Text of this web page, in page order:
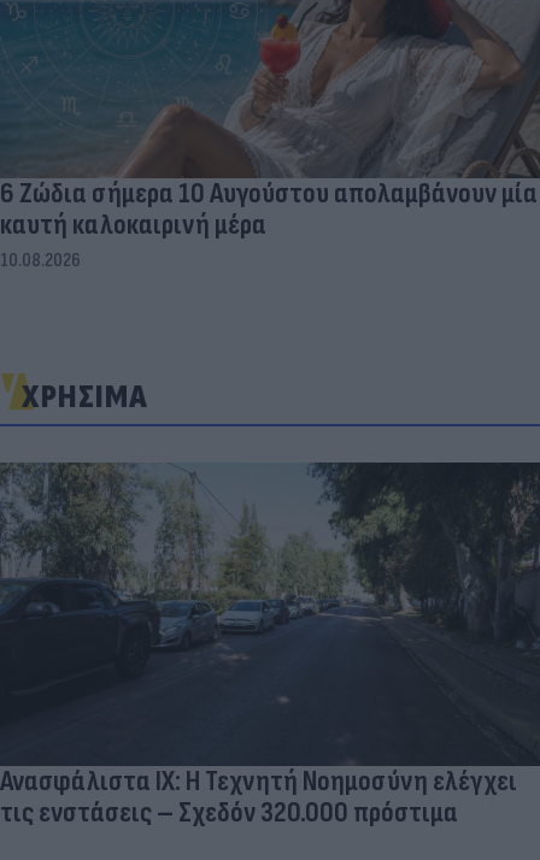
6 Ζώδια σήμερα 10 Αυγούστου απολαμβάνουν μία
καυτή καλοκαιρινή μέρα
10.08.2026
ΧΡΗΣΙΜΑ
Ανασφάλιστα ΙΧ: Η Τεχνητή Νοημοσύνη ελέγχει
τις ενστάσεις – Σχεδόν 320.000 πρόστιμα